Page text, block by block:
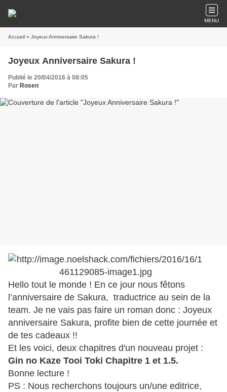
MENU
Accueil » Joyeux Anniversaire Sakura !
Joyeux Anniversaire Sakura !
Publié le 20/04/2016 à 08:05
Par Rosen
Hello tout le monde ! En ce jour nous fêtons
l’anniversaire de Sakura, traductrice au sein de la
team. Je ne vais pas faire un roman donc : Joyeux
anniversaire Sakura, profite bien de cette journée et
de tes cadeaux !!
Et les voici, deux chapitres d'un nouveau projet :
Gin no Kaze Tooi Toki Chapitre 1 et 1.5.
Bonne lecture !
PS : Nous recherchons toujours un/une editrice,